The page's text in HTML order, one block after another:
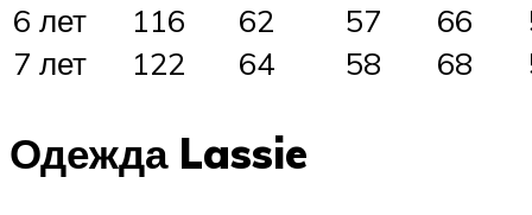
6 лет
116 62 57 66
7 лет
122 64 58 68
Одежда Lassie